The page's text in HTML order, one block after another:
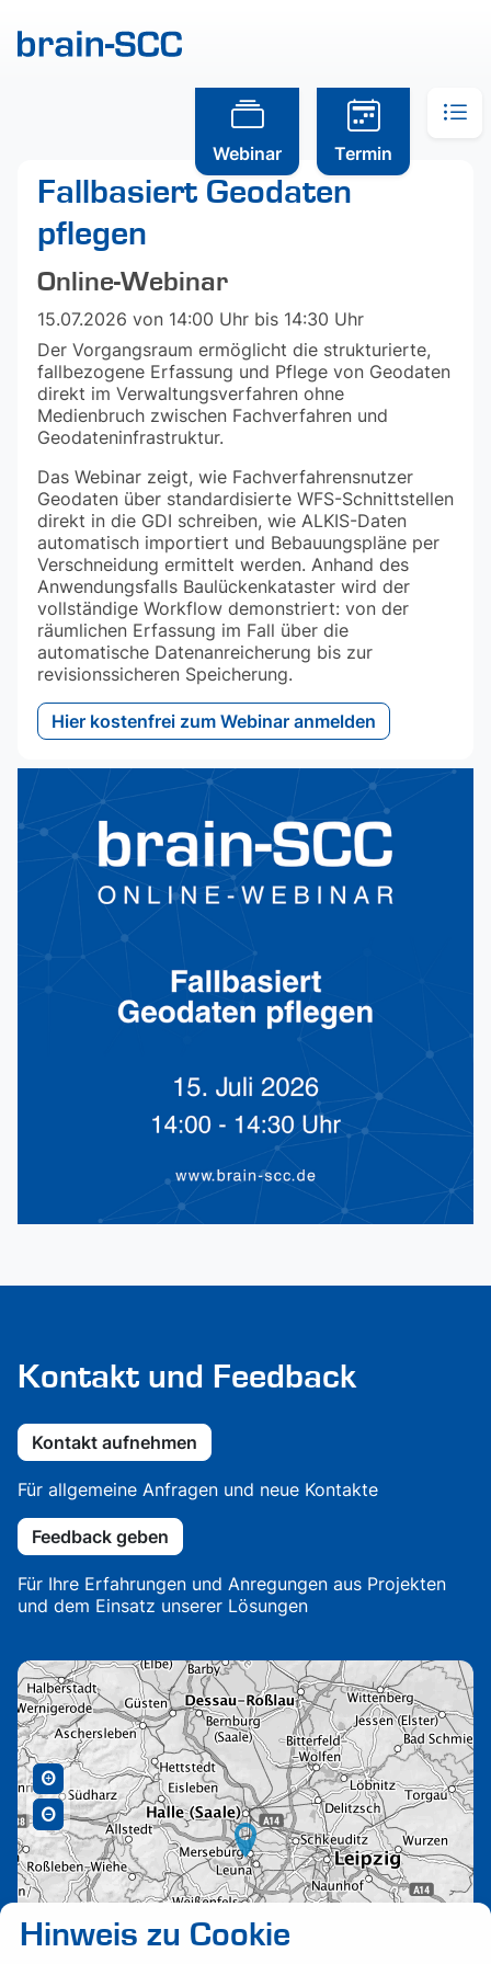
Hinweis zu Cookie
Webinar Termin
Fallbasiert Geodaten
pflegen
Online-Webinar
15.07.2026 von 14:00 Uhr bis 14:30 Uhr
Der Vorgangsraum ermöglicht die strukturierte,
fallbezogene Erfassung und Pflege von Geodaten
direkt im Verwaltungsverfahren ohne
Medienbruch zwischen Fachverfahren und
Geodateninfrastruktur.
Das Webinar zeigt, wie Fachverfahrensnutzer
Geodaten über standardisierte WFS-Schnittstellen
direkt in die GDI schreiben, wie ALKIS-Daten
automatisch importiert und Bebauungspläne per
Verschneidung ermittelt werden. Anhand des
Anwendungsfalls Baulückenkataster wird der
vollständige Workflow demonstriert: von der
räumlichen Erfassung im Fall über die
automatische Datenanreicherung bis zur
revisionssicheren Speicherung.
Hier kostenfrei zum Webinar anmelden
Kontakt und Feedback
Kontakt aufnehmen
Für allgemeine Anfragen und neue Kontakte
Feedback geben
Für Ihre Erfahrungen und Anregungen aus Projekten
und dem Einsatz unserer Lösungen